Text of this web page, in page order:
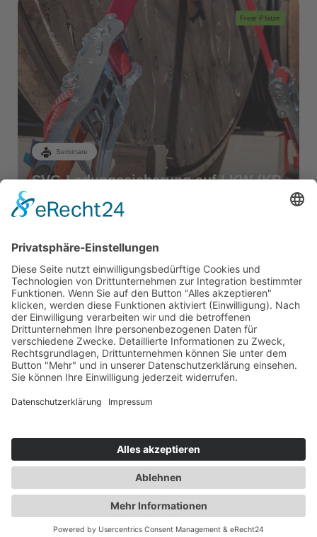
Freie Plätze
Seminare
SVG Ladungssicherung auf LKW (KB
1)
BKrFQG - Weiterbildung (95er)
Sa. 29.08.2026
Hamburg
1 Tag
Seite zurück 1 2 3 Nächste Seite
© 2026 by SVG Nord Service und Vertrieb GmbH
Unser Impressum Datenschutz Kontakt